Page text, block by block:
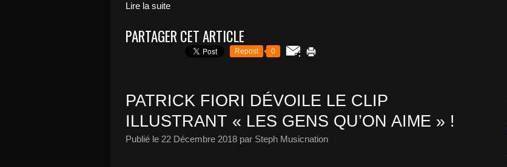
Lire la suite
PARTAGER CET ARTICLE
Repost 0
PATRICK FIORI DÉVOILE LE CLIP
ILLUSTRANT « LES GENS QU’ON AIME » !
Publié le 22 Décembre 2018 par Steph Musicnation